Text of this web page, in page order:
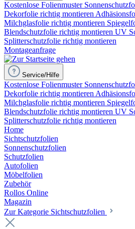
Kostenlose Folienmuster
Dekorfolie richtig montieren
Milchglasfolie richtig montieren
Blendschutzfolie richtig montieren UV
Splitterschutzfolie richtig montieren
Montageanfrage
Service/Hilfe
Kostenlose Folienmuster
Dekorfolie richtig montieren
Milchglasfolie richtig montieren
Blendschutzfolie richtig montieren UV
Splitterschutzfolie richtig montieren
Home
Sichtschutzfolien
Sonnenschutzfolien
Schutzfolien
Autofolien
Möbelfolien
Zubehör
Rollos Online
Magazin
Zur Kategorie Sichtschutzfolien